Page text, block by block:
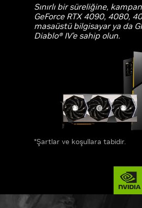
Sınırlı bir süreliğine,
GeForce RTX 4090, 4080,
masaüstü bilgisayar ya da
Diablo® IV’e sahip olun.
*Şartlar ve koşullara tabidir.